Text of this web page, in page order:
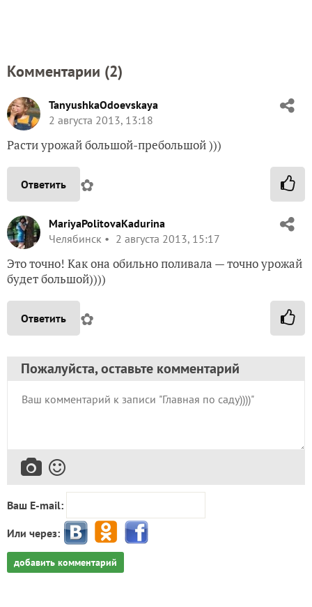
Комментарии (2)
TanyushkaOdoevskaya
2 августа 2013, 13:18
Расти урожай большой-пребольшой )))
Ответить ✿
MariyaPolitovaKadurina
Челябинск
2 августа 2013, 15:17
Это точно! Как она обильно поливала — точно урожай
будет большой))))
Ответить ✿
Пожалуйста, оставьте комментарий
Ваш E-mail:
Или через:
добавить комментарий